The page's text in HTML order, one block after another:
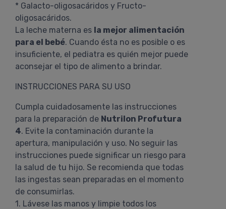
* Galacto-oligosacáridos y Fructo-
oligosacáridos.
La leche materna es la mejor alimentación
para el bebé. Cuando ésta no es posible o es
insuficiente, el pediatra es quién mejor puede
aconsejar el tipo de alimento a brindar.
INSTRUCCIONES PARA SU USO
Cumpla cuidadosamente las instrucciones
para la preparación de Nutrilon Profutura
4. Evite la contaminación durante la
apertura, manipulación y uso. No seguir las
instrucciones puede significar un riesgo para
la salud de tu hijo. Se recomienda que todas
las ingestas sean preparadas en el momento
de consumirlas.
1. Lávese las manos y limpie todos los